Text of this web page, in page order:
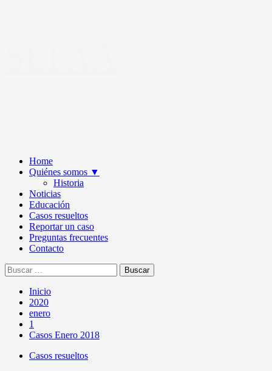
Home
Quiénes somos ▼
Historia
Noticias
Educación
Casos resueltos
Reportar un caso
Preguntas frecuentes
Contacto
Buscar:
Inicio
2020
enero
1
Casos Enero 2018
Casos resueltos